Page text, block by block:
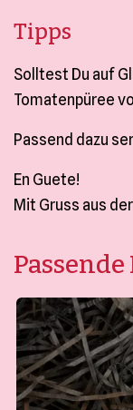
Tipps
Solltest Du auf
Tomatenpüree
Passend dazu
En Guete!
Mit Gruss aus